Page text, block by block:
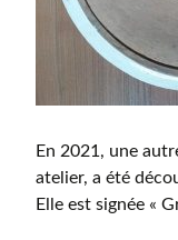
En 2021, une
atelier, a été
Elle est signée «